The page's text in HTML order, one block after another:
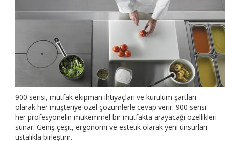
900 serisi, mutfak ekipman ihtiyaçları ve kurulum şartları
olarak her müşteriye özel çözümlerle cevap verir. 900 serisi
her profesyonelin mükemmel bir mutfakta arayacağı özellikleri
sunar. Geniş çeşit, ergonomi ve estetik olarak yeni unsurları
ustalıkla birleştirir.